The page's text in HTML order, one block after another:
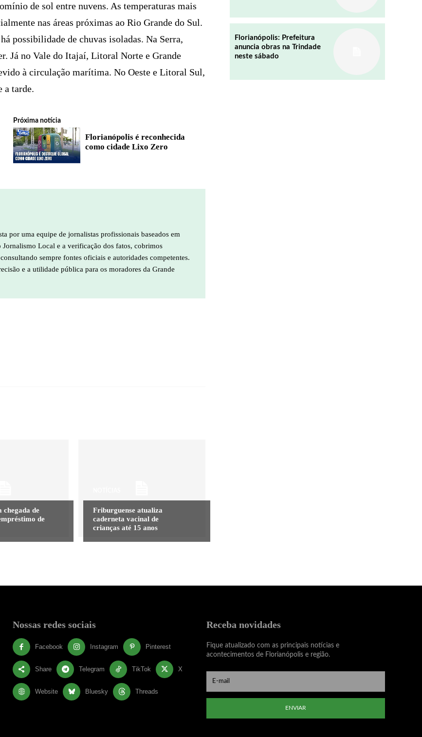
de sol entre nuvens. As temperaturas mais
nas áreas próximas ao Rio Grande do Sul.
possibilidade de chuvas isoladas. Na Serra,
Já no Vale do Itajaí, Litoral Norte e Grande
à circulação marítima. No Oeste e Litoral Sul,
a tarde.
Próxima notícia
Florianópolis é reconhecida
como cidade Lixo Zero
por uma equipe de jornalistas profissionais baseados em
Local e a verificação dos fatos, cobrimos
sempre fontes oficiais e autoridades competentes.
e a utilidade pública para os moradores da Grande
de
de
Friburguense atualiza
caderneta vacinal de
crianças até 15 anos
Florianópolis: Prefeitura
anuncia obras na Trindade
neste sábado
Nossas redes sociais
Facebook Instagram Pinterest
Share Telegram TikTok X
Website Bluesky Threads
Receba novidades
Fique atualizado com as principais notícias e
acontecimentos de Florianópolis e região.
ENVIAR